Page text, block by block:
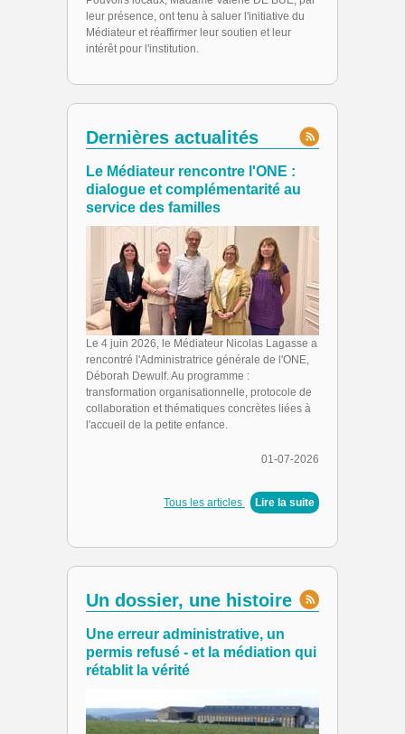
leur présence, ont tenu à saluer l'initiative du
Médiateur et réaffirmer leur soutien et leur
intérêt pour l'institution.
Dernières actualités
Le Médiateur rencontre l'ONE :
dialogue et complémentarité au
service des familles
Le 4 juin 2026, le Médiateur Nicolas Lagasse a
rencontré l'Administratrice générale de l'ONE,
Déborah Dewulf. Au programme :
transformation organisationnelle, protocole de
collaboration et thématiques concrètes liées à
l'accueil de la petite enfance.
01-07-2026
Tous les articles Lire la suite
Un dossier, une histoire
Une erreur administrative, un
permis refusé - et la médiation qui
rétablit la vérité